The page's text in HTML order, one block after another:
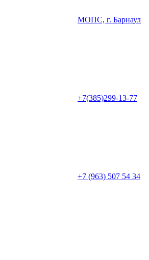
МОПС, г. Барнаул
+7(385)299-13-77
+7 (963) 507 54 34